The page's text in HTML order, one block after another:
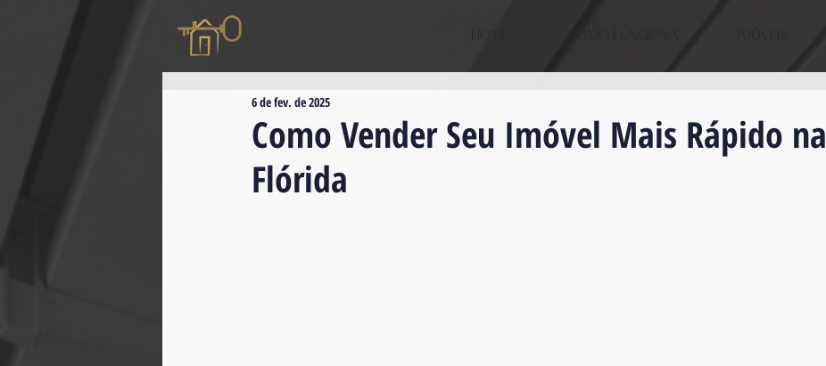
Como Vender Seu Imóvel Mais Rápido na
Flórida
6 de fev. de 2025